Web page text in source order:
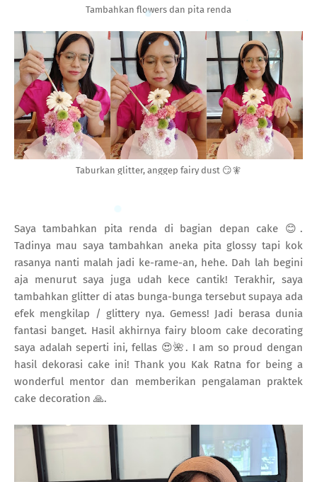
Tambahkan flowers dan pita renda
Taburkan glitter, anggep fairy dust 😏🧚
Saya tambahkan pita renda di bagian depan cake 😊.
Tadinya mau saya tambahkan aneka pita glossy tapi kok
rasanya nanti malah jadi ke-rame-an, hehe. Dah lah begini
aja menurut saya juga udah kece cantik! Terakhir, saya
tambahkan glitter di atas bunga-bunga tersebut supaya ada
efek mengkilap / glittery nya. Gemess! Jadi berasa dunia
fantasi banget. Hasil akhirnya fairy bloom cake decorating
saya adalah seperti ini, fellas 😍🌺. I am so proud dengan
hasil dekorasi cake ini! Thank you Kak Ratna for being a
wonderful mentor dan memberikan pengalaman praktek
cake decoration 🙏.